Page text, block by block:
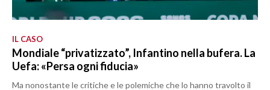
IL CASO
Mondiale “privatizzato”, Infantino nella bufera. La
Uefa: «Persa ogni fiducia»
Ma nonostante le critiche e le polemiche che lo hanno travolto il